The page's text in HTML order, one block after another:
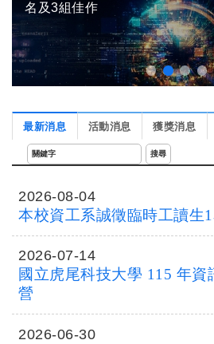
名及3組佳作
最新消息 活動消息 獲獎消息
2026-08-04
本校資工系誠徵臨時工讀生1
2026-07-14
國立虎尾科技大學 115 年資
營
2026-06-30